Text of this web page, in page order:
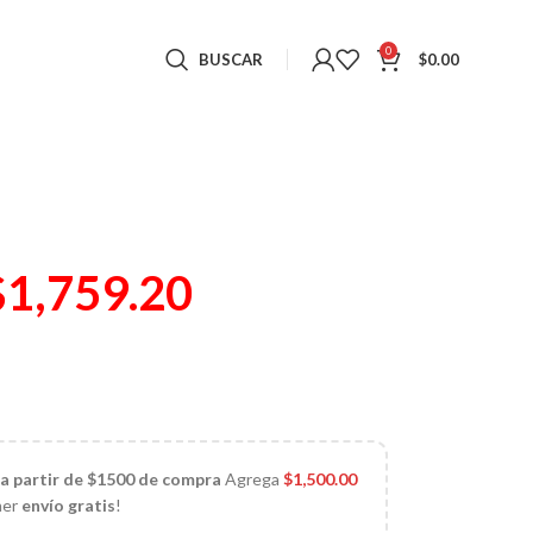
BUSCAR 0 $0.00
1,759.20
partir de $1500 de compra Agrega$1,500.00
envío gratis!